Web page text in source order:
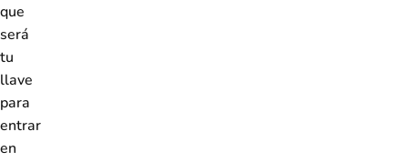
que
será
tu
llave
para
entrar
en